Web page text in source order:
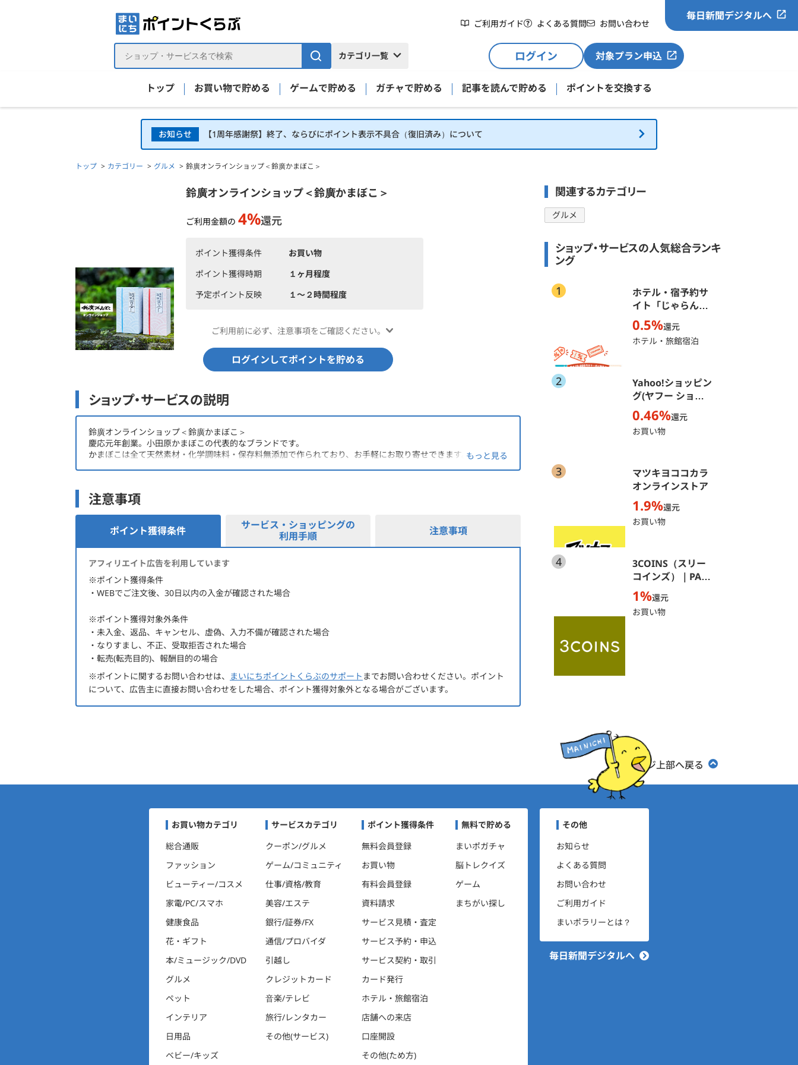
ご利用ガイド よくある質問 お問い合わせ
カテゴリ一覧 ログイン 対象プラン申込
毎日新聞デジタルへ
トップ お買い物で貯める ゲームで貯める ガチャで貯める 記事を読んで貯める ポイントを交換する
お知らせ 【1周年感謝祭】終了、ならびにポイント表示不具合（復旧済み）について
トップ カテゴリー グルメ 鈴廣オンラインショップ＜鈴廣かまぼこ＞
鈴廣オンラインショップ＜鈴廣かまぼこ＞の詳細鈴廣オンラインショップ＜鈴廣かまぼこ＞
ご利用金額の 4%還元
ポイント獲得条件
お買い物
ポイント獲得時期
１ヶ月程度
予定ポイント反映
１〜２時間程度
ご利用前に必ず、注意事項をご確認ください。
ログインしてポイントを貯める
ショップ・サービスの説明
鈴廣オンラインショップ＜鈴廣かまぼこ＞
慶応元年創業。小田原かまぼこの代表的なブランドです。
かまぼこは全て天然素材・化学調味料・保存料無添加で作られており、お手軽にお取り寄せできます。もっと見る
注意事項
ポイント獲得条件
サービス・ショッピングの
利用手順
注意事項
ポイント獲得条件
アフィリエイト広告を利用しています
※ポイント獲得条件
・WEBでご注文後、30日以内の入金が確認された場合
※ポイント獲得対象外条件
・未入金、返品、キャンセル、虚偽、入力不備が確認された場合
・なりすまし、不正、受取拒否された場合
・転売(転売目的)、報酬目的の場合
※ポイントに関するお問い合わせは、 まいにちポイントくらぶのサポート までお問い合わせください。ポイント
について、広告主に直接お問い合わせをした場合、ポイント獲得対象外となる場合がございます。
関連するカテゴリー
グルメ
ショップ・サービスの人気総合ランキ
ング
1
ホテル・宿予約サ
イト「じゃらん
net」
0.5%還元
ホテル・旅館宿泊
2
Yahoo!ショッピン
グ(ヤフー ショッ
ピング)
0.46%還元
お買い物
3
マツキヨココカラ
オンラインストア
1.9%還元
お買い物
4
3COINS（スリー
コインズ）｜PAL
CLOSET ONLINE
STORE（パルクロ
ーゼットオンライ
1%還元
お買い物
ページ上部へ戻る
まいにちポイントくらぶナビゲーション
お買い物カテゴリ
総合通販
ファッション
ビューティー/コスメ
家電/PC/スマホ
健康食品
花・ギフト
本/ミュージック/DVD
グルメ
ペット
インテリア
日用品
ベビー/キッズ
サービスカテゴリ
クーポン/グルメ
ゲーム/コミュニティ
仕事/資格/教育
美容/エステ
銀行/証券/FX
通信/プロバイダ
引越し
クレジットカード
音楽/テレビ
旅行/レンタカー
その他(サービス)
ポイント獲得条件
無料会員登録
お買い物
有料会員登録
資料請求
サービス見積・査定
サービス予約・申込
サービス契約・取引
カード発行
ホテル・旅館宿泊
店舗への来店
口座開設
その他(ため方)
無料で貯める
まいポガチャ
脳トレクイズ
ゲーム
まちがい探し
ユーザーナビゲーション
その他
お知らせ
よくある質問
お問い合わせ
ご利用ガイド
まいポラリーとは？
毎日新聞デジタルへ